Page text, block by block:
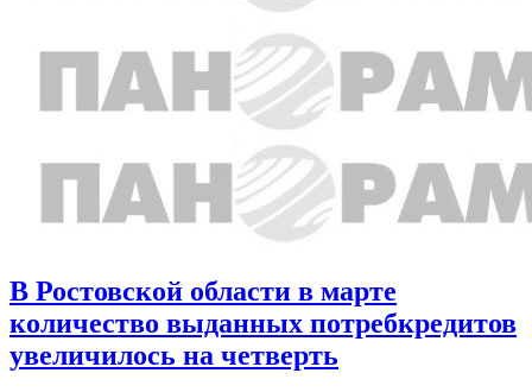
В Ростовской области в марте
количество выданных потребкредитов
увеличилось на четверть